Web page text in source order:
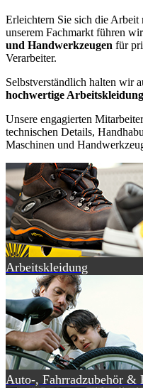
Erleichtern Sie sich die
unserem Fachmarkt führen
und Handwerkzeugen für
Verarbeiter.
Selbstverständlich halten wir
hochwertige Arbeitskleidung
Unsere engagierten
technischen Details,
Maschinen und
Arbeitskleidung
Auto-, Fahrradzubehör &